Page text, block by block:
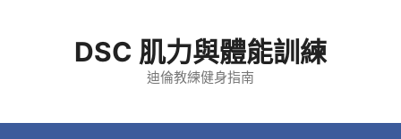
容
DSC 肌力與體能訓練
迪倫教練健身指南